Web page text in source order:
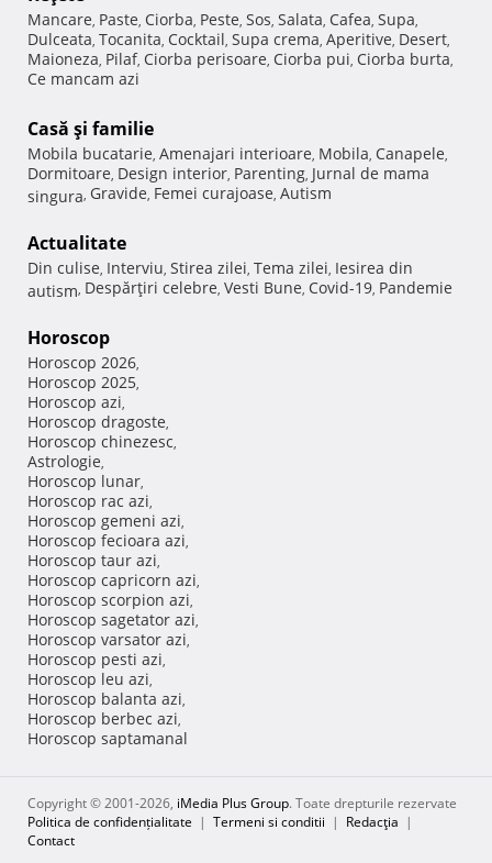
Mancare, Paste, Ciorba, Peste, Sos, Salata, Cafea, Supa,
Dulceata, Tocanita, Cocktail, Supa crema, Aperitive, Desert,
Maioneza, Pilaf, Ciorba perisoare, Ciorba pui, Ciorba burta,
Ce mancam azi
Casă şi familie
Mobila bucatarie, Amenajari interioare, Mobila, Canapele,
Dormitoare, Design interior, Parenting, Jurnal de mama
singura, Gravide, Femei curajoase, Autism
Actualitate
Din culise, Interviu, Stirea zilei, Tema zilei, Iesirea din
autism, Despărţiri celebre, Vesti Bune, Covid-19, Pandemie
Horoscop
Horoscop 2026,
Horoscop 2025,
Horoscop azi,
Horoscop dragoste,
Horoscop chinezesc,
Astrologie,
Horoscop lunar,
Horoscop rac azi,
Horoscop gemeni azi,
Horoscop fecioara azi,
Horoscop taur azi,
Horoscop capricorn azi,
Horoscop scorpion azi,
Horoscop sagetator azi,
Horoscop varsator azi,
Horoscop pesti azi,
Horoscop leu azi,
Horoscop balanta azi,
Horoscop berbec azi,
Horoscop saptamanal
Copyright © 2001-2026, iMedia Plus Group. Toate drepturile rezervate
Politica de confidențialitate | Termeni si conditii | Redacţia |
Contact